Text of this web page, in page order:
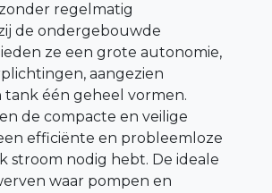
regelmatig
de ondergebouwde
ze een grote autonomie,
aangezien
één geheel vormen.
de compacte en veilige
efficiënte en probleemloze
stroom nodig hebt. De ideale
waar pompen en